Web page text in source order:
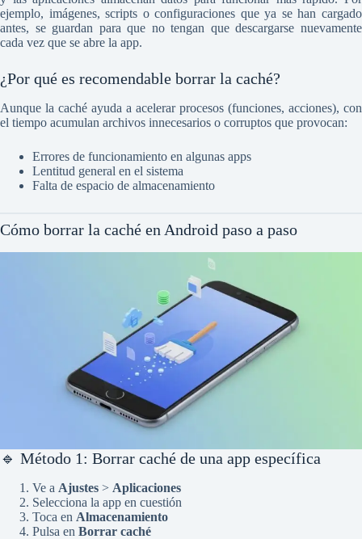
ejemplo, imágenes, scripts o configuraciones que ya se han cargado
antes, se guardan para que no tengan que descargarse nuevamente
cada vez que se abre la app.
¿Por qué es recomendable borrar la caché?
Aunque la caché ayuda a acelerar procesos (funciones, acciones), con
el tiempo acumulan archivos innecesarios o corruptos que provocan:
Errores de funcionamiento en algunas apps
Lentitud general en el sistema
Falta de espacio de almacenamiento
Cómo borrar la caché en Android paso a paso
🔹 Método 1: Borrar caché de una app específica
Ve a Ajustes > Aplicaciones
Selecciona la app en cuestión
Toca en Almacenamiento
Pulsa en Borrar caché